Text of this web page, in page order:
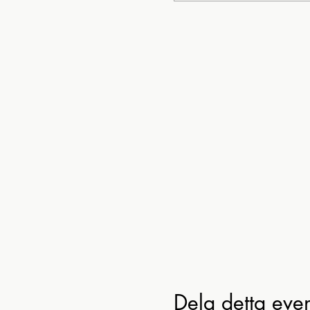
Dela detta